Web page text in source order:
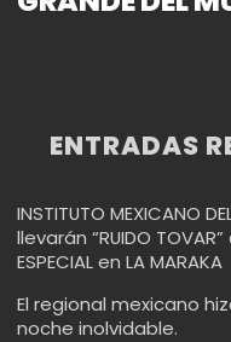
ENTRADAS
INSTITUTO MEXICANO
llevarán “RUIDO
ESPECIAL en LA MARAKA
El regional mexicano
noche inolvidable.